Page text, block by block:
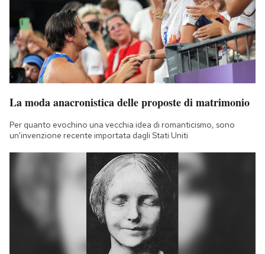
La moda anacronistica delle proposte di matrimonio
Per quanto evochino una vecchia idea di romanticismo, sono
un'invenzione recente importata dagli Stati Uniti